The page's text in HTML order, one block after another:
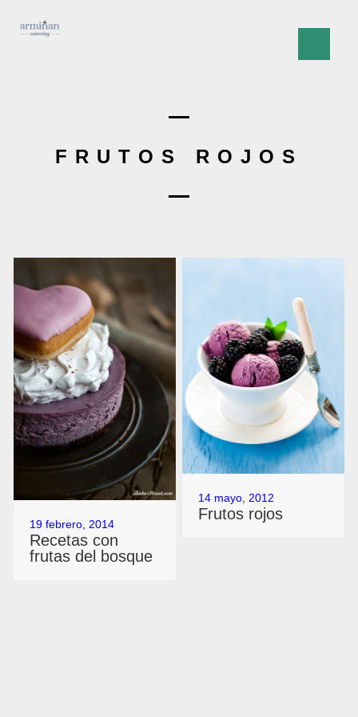
FRUTOS ROJOS
19 febrero, 2014
Recetas con
frutas del bosque
14 mayo, 2012
Frutos rojos